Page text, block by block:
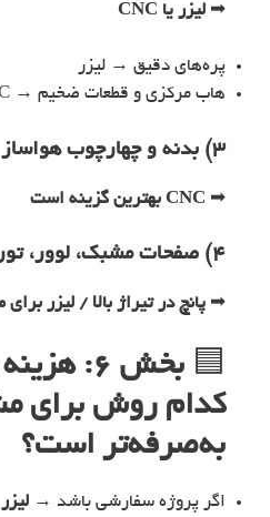
➡ لیزر یا CNC
پره‌های دقیق → لیزر
هاب مرکزی و قطعات ضخیم → CNC
۳) بدنه و چهارچوب هواساز
➡ CNC بهترین گزینه است
۴) صفحات مشبک، لوور، توری فیلتر
➡ پانچ در تیراژ بالا / لیزر
🟦
بخش ۶:
کدام روش برای
به‌صرفه‌تر است؟
اگر پروژه سفارشی باشد → لیزر